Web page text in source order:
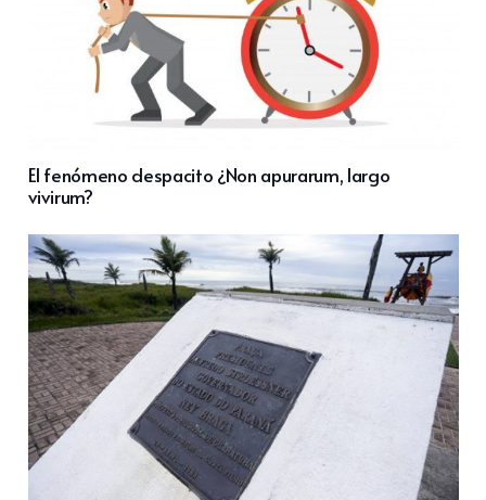
El fenómeno despacito ¿Non apurarum, largo
vivirum?